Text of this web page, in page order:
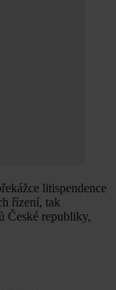
litispendence
řízení, tak
České republiky,